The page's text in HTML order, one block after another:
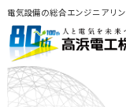
電気設備の総合エンジニアリ